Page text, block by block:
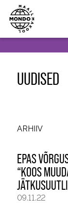
UUDISED
ARHIIV
EPAS
“KOOS
09.11.22